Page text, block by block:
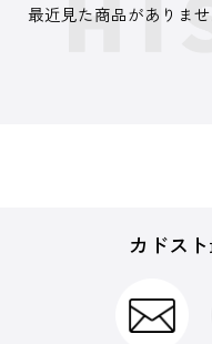
最近見た商品がありませ
カドス